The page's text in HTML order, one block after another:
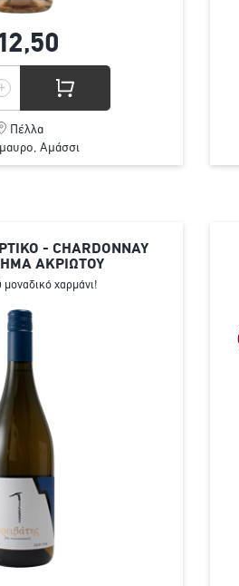
50
Πέλλα
Αμάσσι
- CHARDONNAY
ΑΚΡΙΩΤΟΥ
χαρμάνι!